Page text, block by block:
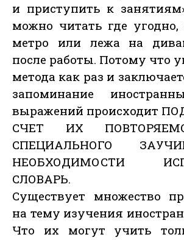
и приступить к
можно читать где
метро или лежа на
после работы. Потому что
метода как раз и
запоминание
выражений происходит
СЧЕТ ИХ
СПЕЦИАЛЬНОГО
НЕОБХОДИМОСТИ
СЛОВАРЬ.
Существует множество
на тему изучения
Что их могут учить